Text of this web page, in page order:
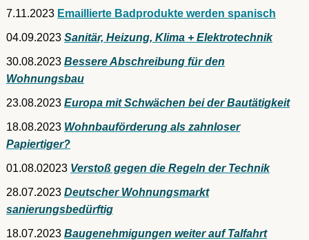
7.11.2023 Emaillierte Badprodukte werden spanisch
04.09.2023 Sanitär, Heizung, Klima + Elektrotechnik
30.08.2023 Bessere Abschreibung für den
Wohnungsbau
23.08.2023 Europa mit Schwächen bei der Bautätigkeit
18.08.2023 Wohnbauförderung als zahnloser
Papiertiger?
01.08.02023 Verstoß gegen die Regeln der Technik
28.07.2023 Deutscher Wohnungsmarkt
sanierungsbedürftig
18.07.2023 Baugenehmigungen weiter auf Talfahrt